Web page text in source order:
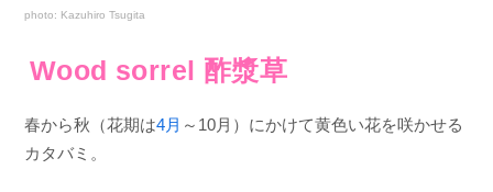
photo: Kazuhiro Tsugita
Wood sorrel 酢漿草
春から秋（花期は4月 ～10月）にかけて黄色い花を咲かせる
カタバミ。